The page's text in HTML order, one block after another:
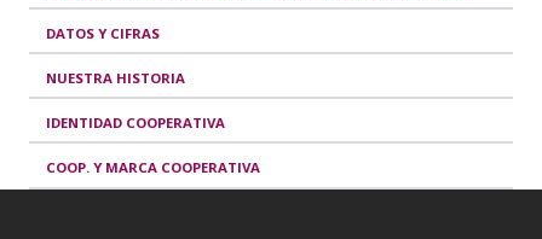
DATOS Y CIFRAS
NUESTRA HISTORIA
IDENTIDAD COOPERATIVA
COOP. Y MARCA COOPERATIVA